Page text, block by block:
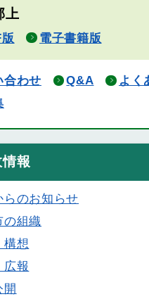
上
電子書籍版
合わせ Q&A
よく
報
らのお知らせ
の組織
構想
広報
開